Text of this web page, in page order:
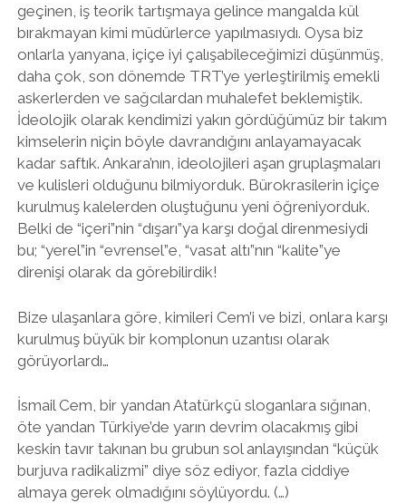
geçinen, iş teorik tartışmaya gelince mangalda kül
bırakmayan kimi müdürlerce yapılmasıydı. Oysa biz
onlarla yanyana, içiçe iyi çalışabileceğimizi düşünmüş,
daha çok, son dönemde TRT’ye yerleştirilmiş emekli
askerlerden ve sağcılardan muhalefet beklemiştik.
İdeolojik olarak kendimizi yakın gördüğümüz bir takım
kimselerin niçin böyle davrandığını anlayamayacak
kadar saftık. Ankara’nın, ideolojileri aşan gruplaşmaları
ve kulisleri olduğunu bilmiyorduk. Bürokrasilerin içiçe
kurulmuş kalelerden oluştuğunu yeni öğreniyorduk.
Belki de “içeri”nin “dışarı”ya karşı doğal direnmesiydi
bu; “yerel”in “evrensel”e, “vasat altı”nın “kalite”ye
direnişi olarak da görebilirdik!
Bize ulaşanlara göre, kimileri Cem’i ve bizi, onlara karşı
kurulmuş büyük bir komplonun uzantısı olarak
görüyorlardı…
İsmail Cem, bir yandan Atatürkçü sloganlara sığınan,
öte yandan Türkiye’de yarın devrim olacakmış gibi
keskin tavır takınan bu grubun sol anlayışından “küçük
burjuva radikalizmi” diye söz ediyor, fazla ciddiye
almaya gerek olmadığını söylüyordu. (…)